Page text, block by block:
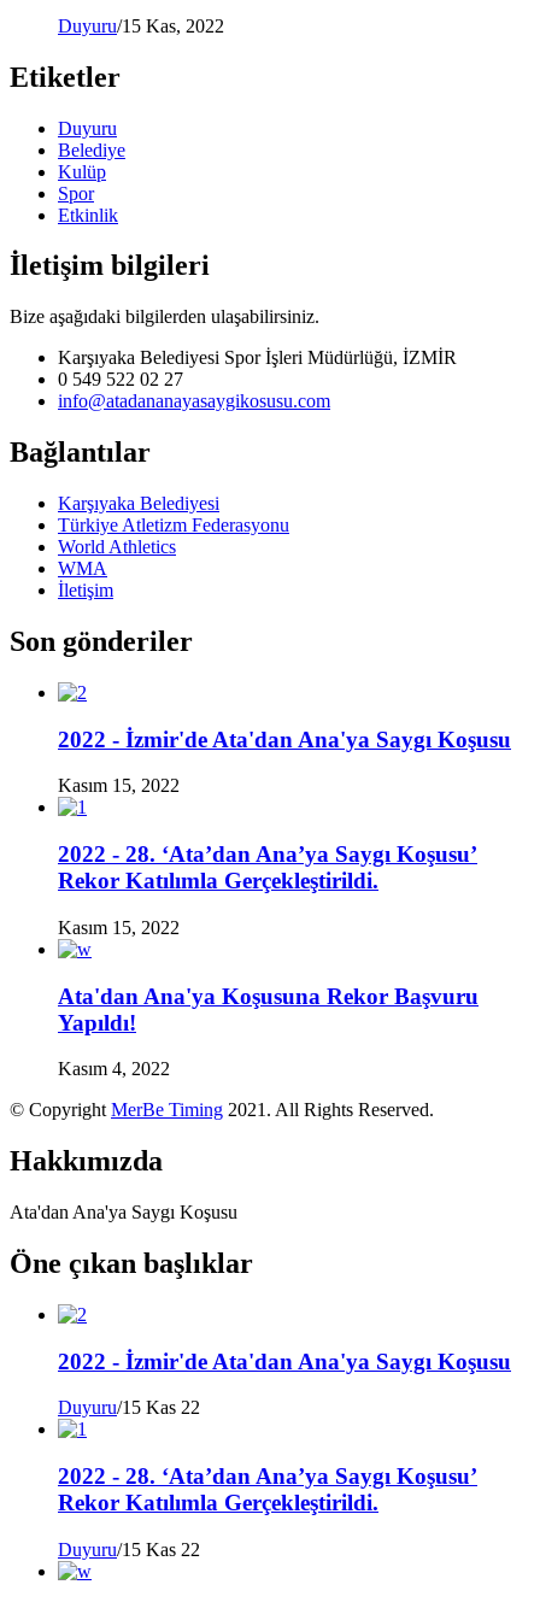
Duyuru/15 Kas, 2022
Etiketler
Duyuru
Belediye
Kulüp
Spor
Etkinlik
İletişim bilgileri
Bize aşağıdaki bilgilerden ulaşabilirsiniz.
Karşıyaka Belediyesi Spor İşleri Müdürlüğü, İZMİR
0 549 522 02 27
info@atadananayasaygikosusu.com
Bağlantılar
Karşıyaka Belediyesi
Türkiye Atletizm Federasyonu
World Athletics
WMA
İletişim
Son gönderiler
2022 - İzmir'de Ata'dan Ana'ya Saygı Koşusu
Kasım 15, 2022
2022 - 28. ‘Ata’dan Ana’ya Saygı Koşusu’
Rekor Katılımla Gerçekleştirildi.
Kasım 15, 2022
Ata'dan Ana'ya Koşusuna Rekor Başvuru
Yapıldı!
Kasım 4, 2022
© Copyright MerBe Timing 2021. All Rights Reserved.
Hakkımızda
Ata'dan Ana'ya Saygı Koşusu
Öne çıkan başlıklar
2022 - İzmir'de Ata'dan Ana'ya Saygı Koşusu
Duyuru/15 Kas 22
2022 - 28. ‘Ata’dan Ana’ya Saygı Koşusu’
Rekor Katılımla Gerçekleştirildi.
Duyuru/15 Kas 22